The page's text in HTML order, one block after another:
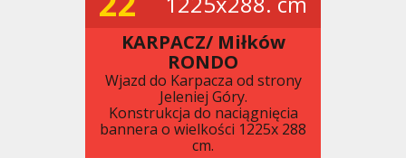
KARPACZ/ Miłków
RONDO
Wjazd do Karpacza od strony
Jeleniej Góry.
Konstrukcja do naciągnięcia
bannera o wielkości 1225x 288
cm.